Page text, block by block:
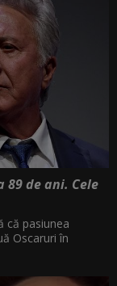
89 de ani. Cele
că pasiunea
Oscaruri în